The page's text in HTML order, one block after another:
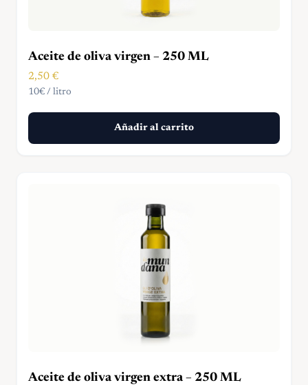
Aceite de oliva virgen – 250 ML
2,50 €
10€ / litro
Añadir al carrito
Aceite de oliva virgen extra – 250 ML